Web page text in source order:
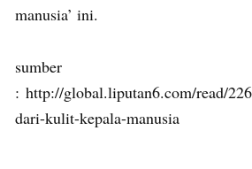
manusia’ ini.
sumber
: http://global.liputan6.com/read/
dari-kulit-kepala-manusia